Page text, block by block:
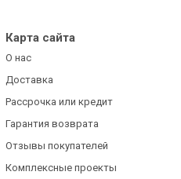
Карта сайта
О нас
Доставка
Рассрочка или кредит
Гарантия возврата
Отзывы покупателей
Комплексные проекты